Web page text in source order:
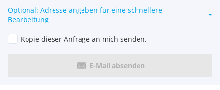
Optional: Adresse angeben für eine schnellere
Bearbeitung
Kopie dieser Anfrage an mich senden.
E-Mail absenden